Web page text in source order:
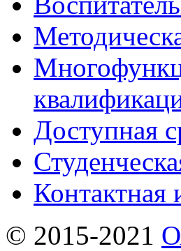
Доступная
© 2015-2021